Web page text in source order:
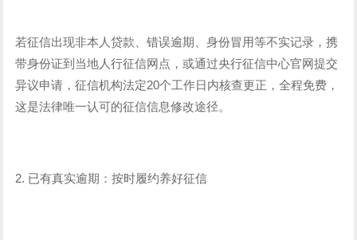
若征信出现非本人贷款、错误逾期、身份冒用等不实记录，携
带身份证到当地人行征信网点，或通过央行征信中心官网提交
异议申请，征信机构法定20个工作日内核查更正，全程免费，
这是法律唯一认可的征信信息修改途径。
2. 已有真实逾期：按时履约养好征信